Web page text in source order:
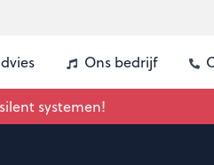
Ons bedrijf
systemen!